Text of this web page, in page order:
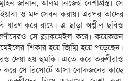
জানান, আলম নিজেই নেশাগ্রস্ত। সে
ইয়াবা ও মদ সেবন করায়। এরপর তাদের
করে রাখে। এ ছাড়া অশ্লীল ছবিও
সে ব্ল্যাকমেইল করে। কয়েকজন
শিকার হয়ে জিম্মি হয়ে পড়েছেন।
দেয়া হয় হুমকি। এতে করে তরুণীরাও
করে সে রিসোর্টে আসা লোকজনের কাছে